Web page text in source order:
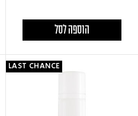
הוספה לסל
LAST CHANCE